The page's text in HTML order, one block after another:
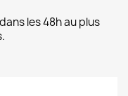
les 48h au plus